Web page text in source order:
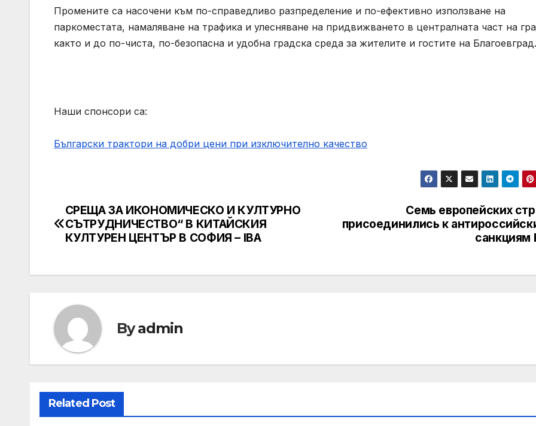
Промените са насочени към по-справедливо разпределение и по-ефективно използване на
паркоместата, намаляване на трафика и улесняване на придвижването в централната част на
както и до по-чиста, по-безопасна и удобна градска среда за жителите и гостите на Благоевград.
Наши спонсори са:
Български трактори на добри цени при изключително качество
Навигация
Семь европейских
присоединились к
санкциям
СРЕЩА ЗА ИКОНОМИЧЕСКО И КУЛТУРНО
СЪТРУДНИЧЕСТВО“ В КИТАЙСКИЯ
КУЛТУРЕН ЦЕНТЪР В СОФИЯ – IBA
Byadmin
Related Post